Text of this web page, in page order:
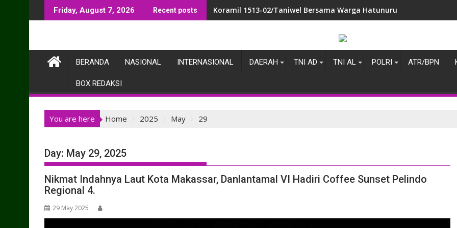
to
Friday, August 7, 2026 Recent posts Koramil 1513-02/Taniwel Bersama Warga Hatunuru Gelar Jumat
Babinsa Waesala Berikan Motivasi dan Sosialisasi Rekrutmen TNI
BERANDA NASIONAL INTERNASIONAL DAERAH TNI AD TNI AL POLRI ATR/BPN
BOX REDAKSI
You are here Home 2025 May 29
Day: May 29, 2025
Nikmat Indahnya Laut Kota Makassar, Danlantamal VI Hadiri Coffee Sunset Pelindo
Regional 4.
29 May 2025